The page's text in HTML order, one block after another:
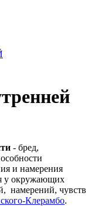
- бред,
и намерения
у окружающих
намерений, чувств
Клерамбо.